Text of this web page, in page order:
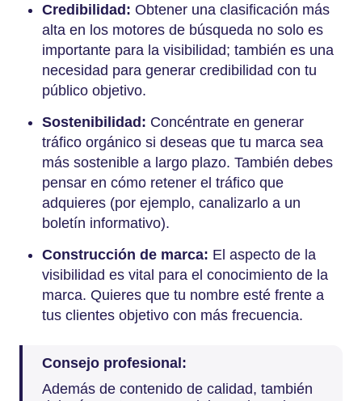
Credibilidad: Obtener una clasificación más
alta en los motores de búsqueda no solo es
importante para la visibilidad; también es una
necesidad para generar credibilidad con tu
público objetivo.
Sostenibilidad: Concéntrate en generar
tráfico orgánico si deseas que tu marca sea
más sostenible a largo plazo. También debes
pensar en cómo retener el tráfico que
adquieres (por ejemplo, canalizarlo a un
boletín informativo).
Construcción de marca: El aspecto de la
visibilidad es vital para el conocimiento de la
marca. Quieres que tu nombre esté frente a
tus clientes objetivo con más frecuencia.
Consejo profesional:
Además de contenido de calidad, también